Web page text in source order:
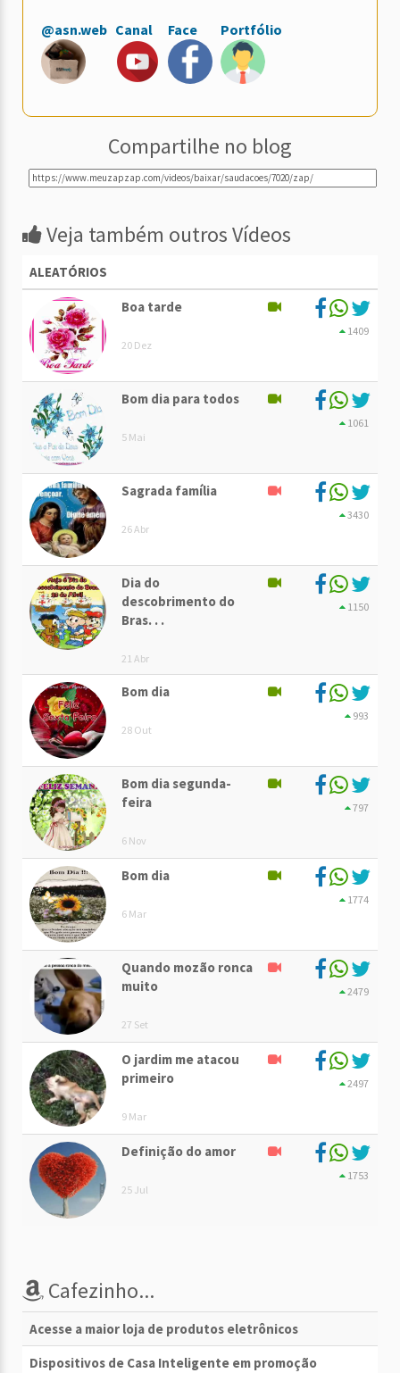
@asn.web Canal Face Portfólio
Compartilhe no blog
Veja também outros Vídeos
ALEATÓRIOS
Boa tarde
20 Dez
1409
Bom dia para todos
5 Mai
1061
Sagrada família
26 Abr
3430
Dia do
descobrimento do
Bras. . .
21 Abr
1150
Bom dia
28 Out
993
Bom dia segunda-
feira
6 Nov
797
Bom dia
6 Mar
1774
Quando mozão ronca
muito
27 Set
2479
O jardim me atacou
primeiro
9 Mar
2497
Definição do amor
25 Jul
1753
Cafezinho...
Acesse a maior loja de produtos eletrônicos
Dispositivos de Casa Inteligente em promoção